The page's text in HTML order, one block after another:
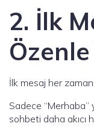
2. İlk
Özenle
İlk mesaj her
Sadece
sohbeti daha akıcı